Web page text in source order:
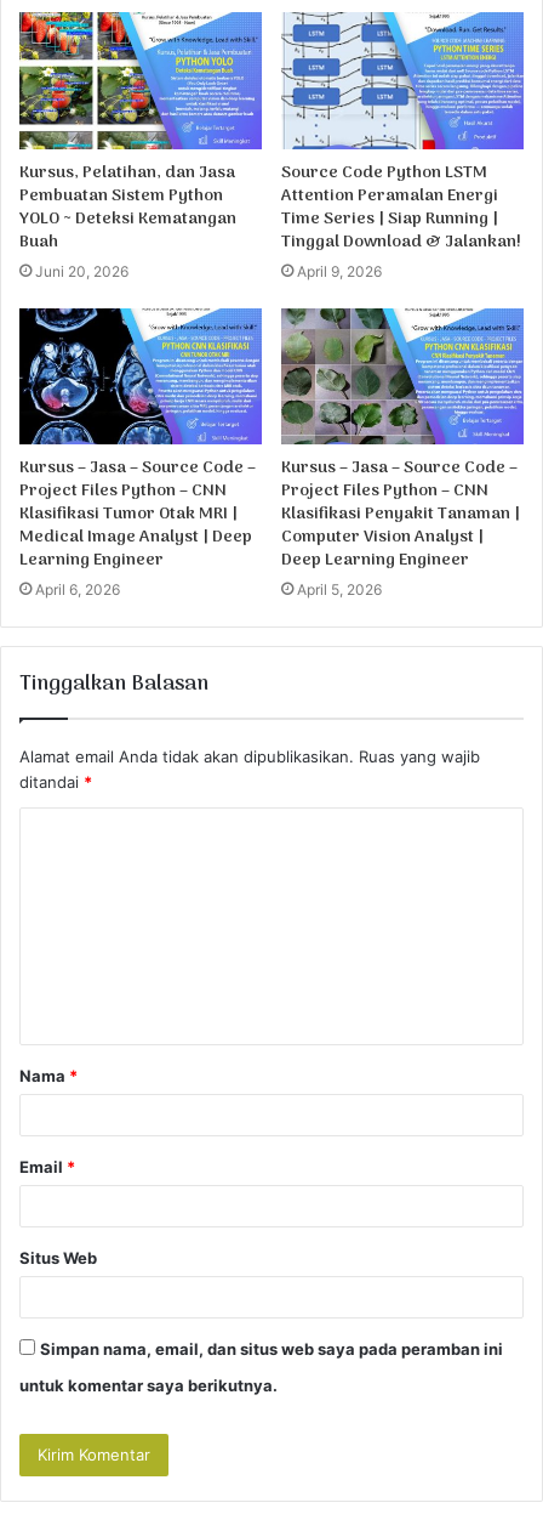
Kursus, Pelatihan, dan Jasa
Pembuatan Sistem Python
YOLO ~ Deteksi Kematangan
Buah
Juni 20, 2026
Source Code Python LSTM
Attention Peramalan Energi
Time Series | Siap Running |
Tinggal Download & Jalankan!
April 9, 2026
Kursus – Jasa – Source Code –
Project Files Python – CNN
Klasifikasi Tumor Otak MRI |
Medical Image Analyst | Deep
Learning Engineer
April 6, 2026
Kursus – Jasa – Source Code –
Project Files Python – CNN
Klasifikasi Penyakit Tanaman |
Computer Vision Analyst |
Deep Learning Engineer
April 5, 2026
Tinggalkan Balasan
Alamat email Anda tidak akan dipublikasikan. Ruas yang wajib
ditandai *
a
r
Nama *
Email *
Situs Web
Simpan nama, email, dan situs web saya pada peramban ini
untuk komentar saya berikutnya.